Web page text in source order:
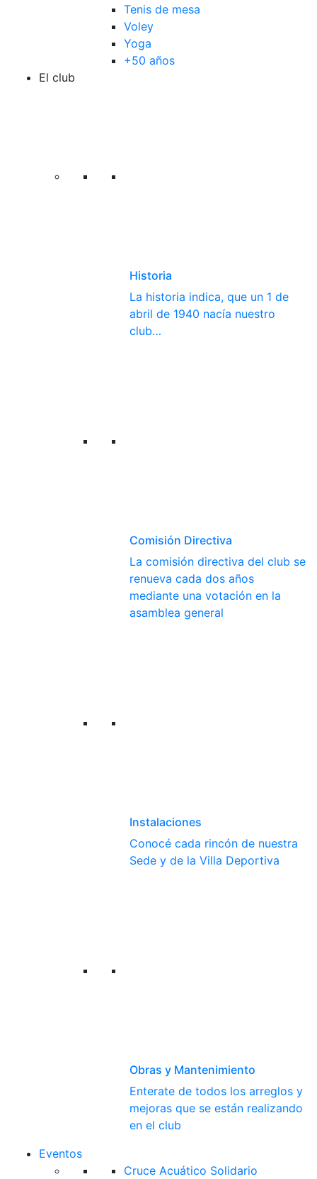
Tenis de mesa
Voley
Yoga
+50 años
El club
Historia
La historia indica, que un 1 de
abril de 1940 nacía nuestro
club…
Comisión Directiva
La comisión directiva del club se
renueva cada dos años
mediante una votación en la
asamblea general
Instalaciones
Conocé cada rincón de nuestra
Sede y de la Villa Deportiva
Obras y Mantenimiento
Enterate de todos los arreglos y
mejoras que se están realizando
en el club
Eventos
Cruce Acuático Solidario